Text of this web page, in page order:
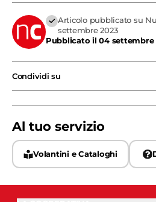
Articolo pubblicato su
settembre 2023
Pubblicato il04 settembre
Condividi su
Al tuo servizio
Volantini e Cataloghi